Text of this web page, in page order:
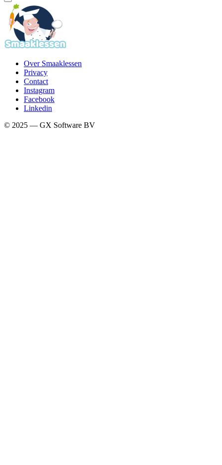
Over Smaaklessen
Privacy
Contact
Instagram
Facebook
Linkedin
© 2025 — GX Software BV